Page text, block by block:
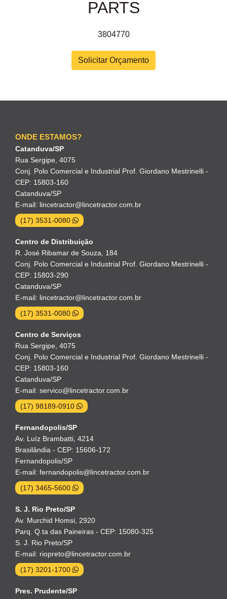
PARTS
3804770
Solicitar Orçamento
ONDE ESTAMOS?
Catanduva/SP
Rua Sergipe, 4075
Conj. Polo Comercial e Industrial Prof. Giordano Mestrinelli -
CEP: 15803-160
Catanduva/SP
E-mail: lincetractor@lincetractor.com.br
(17) 3531-0080
Centro de Distribuição
R. José Ribamar de Souza, 184
Conj. Polo Comercial e Industrial Prof. Giordano Mestrinelli -
CEP: 15803-290
Catanduva/SP
E-mail: lincetractor@lincetractor.com.br
(17) 3531-0080
Centro de Serviços
Rua Sergipe, 4075
Conj. Polo Comercial e Industrial Prof. Giordano Mestrinelli -
CEP: 15803-160
Catanduva/SP
E-mail: servico@lincetractor.com.br
(17) 98189-0910
Fernandopolis/SP
Av. Luíz Brambatti, 4214
Brasilândia - CEP: 15606-172
Fernandopolis/SP
E-mail: fernandopolis@lincetractor.com.br
(17) 3465-5600
S. J. Rio Preto/SP
Av. Murchid Homsi, 2920
Parq. Q.ta das Paineiras - CEP: 15080-325
S. J. Rio Preto/SP
E-mail: riopreto@lincetractor.com.br
(17) 3201-1700
Pres. Prudente/SP